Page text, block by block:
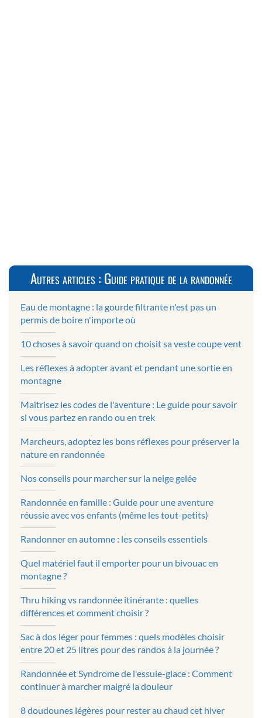
Autres articles : Guide pratique de la randonnée
Eau de montagne : la gourde filtrante n'est pas un
permis de boire n'importe où
10 choses à savoir quand on choisit sa veste coupe vent
Les réflexes à adopter avant et pendant une sortie en
montagne
Maîtrisez les codes de l'aventure : Le guide pour savoir
si vous partez en rando ou en trek
Marcheurs, adoptez les bons réflexes pour préserver la
nature en randonnée
Nos conseils pour marcher sur la neige gelée
Randonnée en famille : Guide pour une aventure
réussie avec vos enfants (même les tout-petits)
Randonner en automne : les conseils essentiels
Quel matériel faut il emporter pour un bivouac en
montagne ?
Thru hiking vs randonnée itinérante : quelles
différences et comment choisir ?
Sac à dos léger pour femmes : quels modèles choisir
entre 20 et 25 litres pour des randos à la journée ?
Randonnée et Syndrome de l'essuie-glace : Comment
continuer à marcher malgré la douleur
8 doudounes légères pour rester au chaud cet hiver